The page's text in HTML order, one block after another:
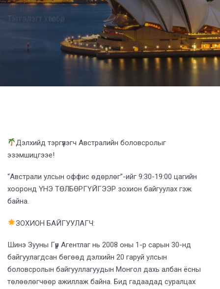
АНГИЛАЛ:
Тэтгэлэгт хөтөлбөр
Дэлхийд тэргүүлэгч Австралийн боловсролыг
эзэмшицгээе!
“Австрали улсын оффис өдөрлөг”-ийг 9:30-19:00 цагийн
хооронд ҮНЭ ТӨЛБӨРГҮЙГЭЭР зохион байгуулах гэж
байна.
ЗОХИОН БАЙГУУЛАГЧ:
Шинэ Зууны Гүүр Агентлаг нь 2008 оны 1-р сарын 30-нд
байгуулагдсан бөгөөд дэлхийн 20 гаруй улсын
боловсролын байгууллагуудын Монгол дахь албан ёсны
төлөөлөгчөөр ажиллаж байна. Бид гадаадад суралцах
navigation